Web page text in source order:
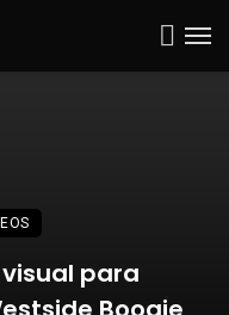
para